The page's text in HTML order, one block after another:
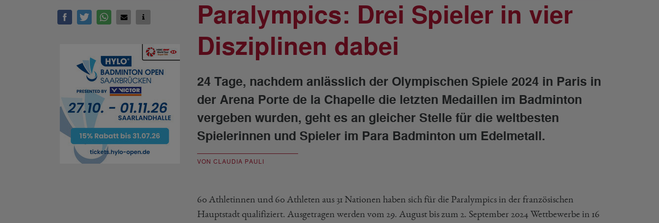
Paralympics: Drei Spieler in vier
Disziplinen dabei
24 Tage, nachdem anlässlich der Olympischen Spiele 2024 in Paris in
der Arena Porte de la Chapelle die letzten Medaillen im Badminton
vergeben wurden, geht es an gleicher Stelle für die weltbesten
Spielerinnen und Spieler im Para Badminton um Edelmetall.
VON CLAUDIA PAULI
60 Athletinnen und 60 Athleten aus 31 Nationen haben sich für die Paralympics in der französischen
Hauptstadt qualifiziert. Ausgetragen werden vom 29. August bis zum 2. September 2024 Wettbewerbe in 16